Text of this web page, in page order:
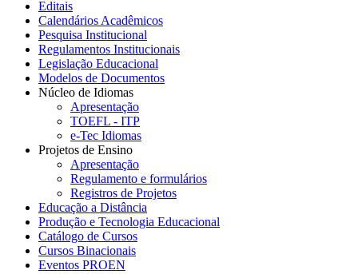
Editais
Calendários Acadêmicos
Pesquisa Institucional
Regulamentos Institucionais
Legislação Educacional
Modelos de Documentos
Núcleo de Idiomas
Apresentação
TOEFL - ITP
e-Tec Idiomas
Projetos de Ensino
Apresentação
Regulamento e formulários
Registros de Projetos
Educação a Distância
Produção e Tecnologia Educacional
Catálogo de Cursos
Cursos Binacionais
Eventos PROEN